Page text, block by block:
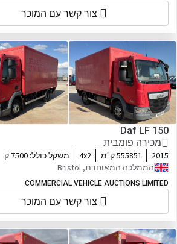
צור קשר עם המוכר
Daf LF 150
מכירה פומבית
2015 555851 ק"מ 4x2 משקל כולל: 7500 ק
הממלכה המאוחדת, Bristol
COMMERCIAL VEHICLE AUCTIONS LIMITED
צור קשר עם המוכר